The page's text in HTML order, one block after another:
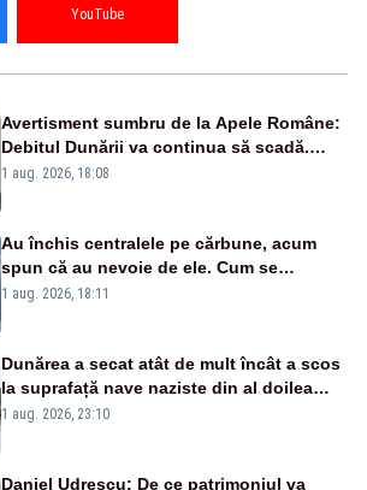
YouTube
Avertisment sumbru de la Apele Române:
Debitul Dunării va continua să scadă.
Cernavodă s-ar putea închide în 4 zile
1 aug. 2026, 18:08
Au închis centralele pe cărbune, acum
spun că au nevoie de ele. Cum se
pasează vina în plină criză energetică
1 aug. 2026, 18:11
Dunărea a secat atât de mult încât a scos
la suprafață nave naziste din al doilea
război mondial
1 aug. 2026, 23:10
Daniel Udrescu: De ce patrimoniul va